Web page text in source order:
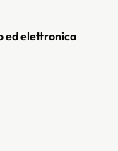
ed elettronica